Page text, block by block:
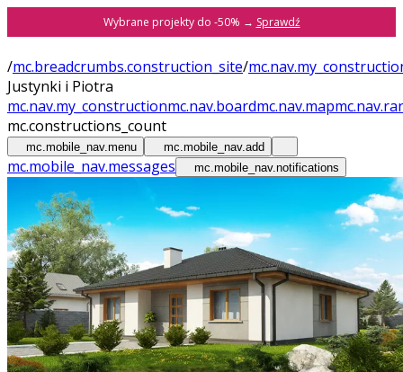
Wybrane projekty do -50% → Sprawdź
/mc.breadcrumbs.construction_site/
Justynki i Piotra
mc.nav.my_constructionmc.nav.boardmc.nav.map
mc.constructions_count
mc.mobile_nav.menu mc.mobile_nav.add
mc.mobile_nav.messages mc.mobile_nav.notifications